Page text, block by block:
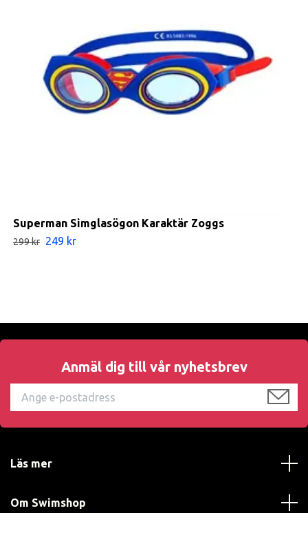
Superman Simglasögon Karaktär Zoggs
299 kr 249 kr
Anmäl dig till vår nyhetsbrev
Läs mer
Om Swimshop